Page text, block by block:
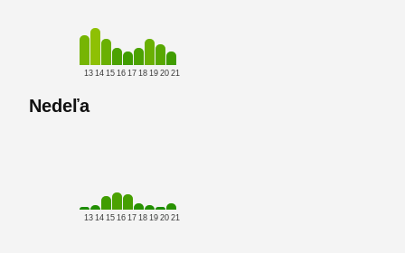
13 14 15 16 17 18 19 20 21
Nedeľa
13 14 15 16 17 18 19 20 21